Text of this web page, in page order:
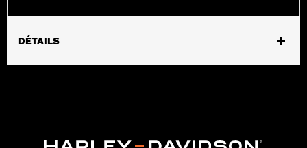
DÉTAILS
d.com/warrantyfor full details